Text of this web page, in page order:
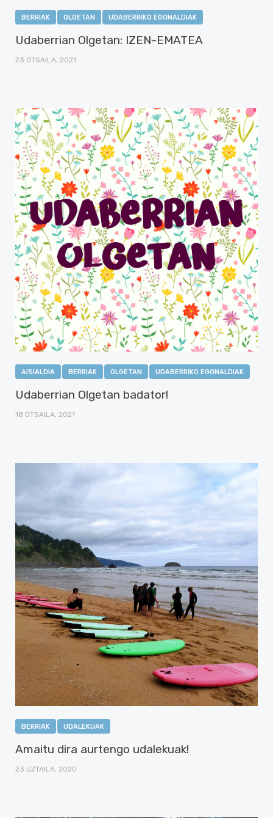
BERRIAK OLGETAN UDABERRIKO EGONALDIAK
Udaberrian Olgetan: IZEN-EMATEA
23 OTSAILA, 2021
AISIALDIA BERRIAK OLGETAN UDABERRIKO EGONALDIAK
Udaberrian Olgetan badator!
18 OTSAILA, 2021
BERRIAK UDALEKUAK
Amaitu dira aurtengo udalekuak!
23 UZTAILA, 2020